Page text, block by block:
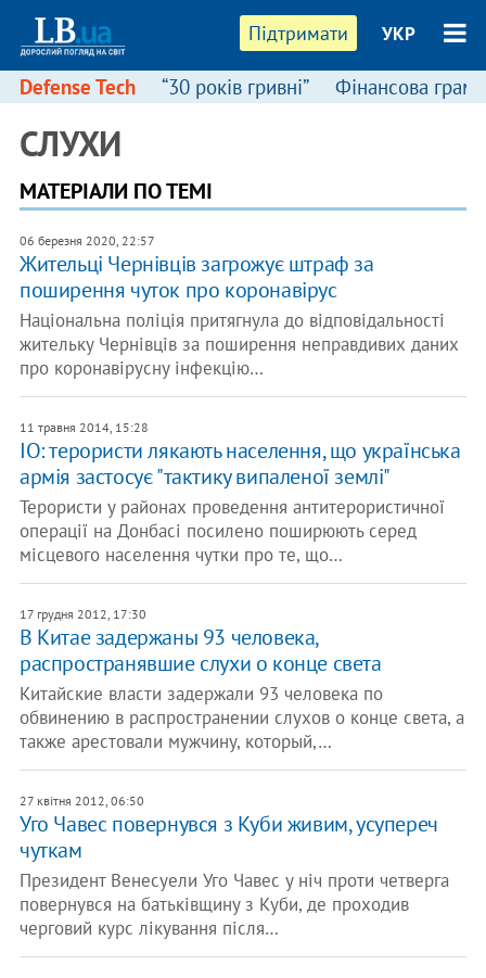
Підтримати УКР
Defense Tech “30 років гривні” Фінансова
СЛУХИ
МАТЕРІАЛИ ПО ТЕМІ
06 березня 2020, 22:57
Жительці Чернівців загрожує штраф за
поширення чуток про коронавірус
Національна поліція притягнула до відповідальності
жительку Чернівців за поширення неправдивих даних
про коронавірусну інфекцію…
11 травня 2014, 15:28
ІО: терористи лякають населення, що українська
армія застосує "тактику випаленої землі"
Терористи у районах проведення антитерористичної
операції на Донбасі посилено поширюють серед
місцевого населення чутки про те, що…
17 грудня 2012, 17:30
В Китае задержаны 93 человека,
распространявшие слухи о конце света
Китайские власти задержали 93 человека по
обвинению в распространении слухов о конце света, а
также арестовали мужчину, который,…
27 квітня 2012, 06:50
Уго Чавес повернувся з Куби живим, усупереч
чуткам
Президент Венесуели Уго Чавес у ніч проти четверга
повернувся на батьківщину з Куби, де проходив
черговий курс лікування після…